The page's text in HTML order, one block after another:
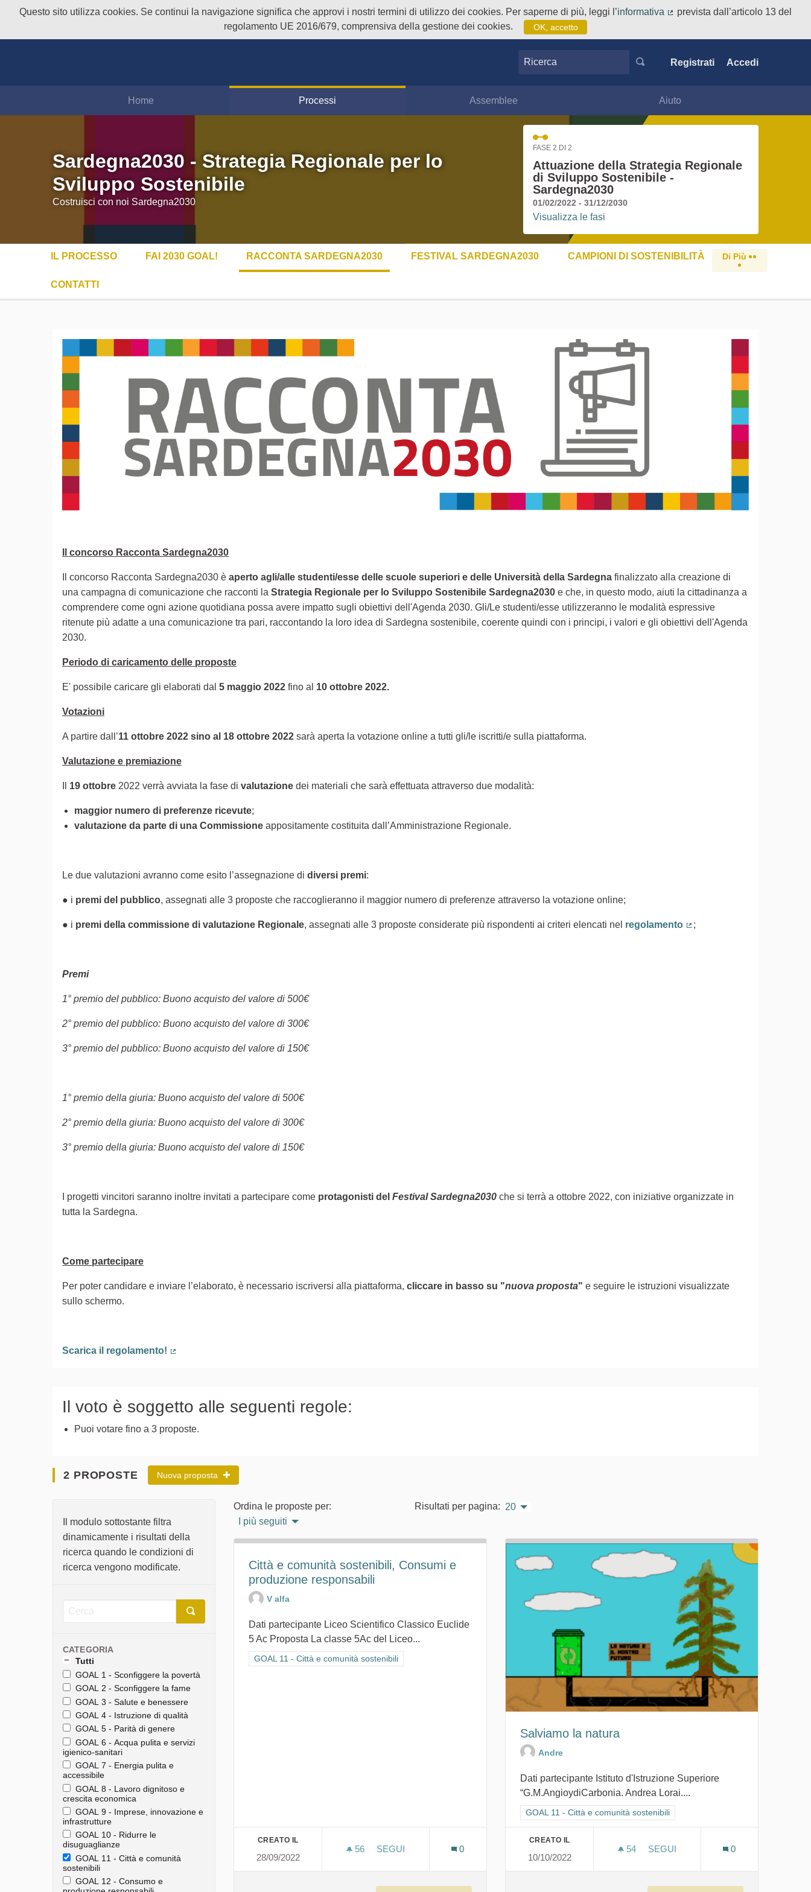
Questo sito utilizza cookies. Se continui la navigazione significa che approvi i nostri termini di utilizzo dei cookies. Per saperne di più, leggi l’informativa
prevista dall’articolo 13 del
regolamento UE 2016/679, comprensiva della gestione dei cookies.
OK, accetto
Ricerca Registrati Accedi
Home Processi Assemblee Aiuto
Sardegna2030 - Strategia Regionale per lo
Sviluppo Sostenibile
Costruisci con noi Sardegna2030
FASE 2 DI 2
Attuazione della Strategia Regionale
di Sviluppo Sostenibile -
Sardegna2030
01/02/2022 - 31/12/2030
Visualizza le fasi
IL PROCESSO FAI 2030 GOAL! RACCONTA SARDEGNA2030 FESTIVAL SARDEGNA2030 CAMPIONI DI SOSTENIBILITÀ
CONTATTI
Di Più
Il concorso Racconta Sardegna2030
Il concorso Racconta Sardegna2030 è aperto agli/alle studenti/esse delle scuole superiori e delle Università della Sardegna finalizzato alla creazione di
una campagna di comunicazione che racconti la Strategia Regionale per lo Sviluppo Sostenibile Sardegna2030 e che, in questo modo, aiuti la cittadinanza a
comprendere come ogni azione quotidiana possa avere impatto sugli obiettivi dell'Agenda 2030. Gli/Le studenti/esse utilizzeranno le modalità espressive
ritenute più adatte a una comunicazione tra pari, raccontando la loro idea di Sardegna sostenibile, coerente quindi con i principi, i valori e gli obiettivi dell'Agenda
2030.
Periodo di caricamento delle proposte
E' possibile caricare gli elaborati dal 5 maggio 2022 fino al 10 ottobre 2022.
Votazioni
A partire dall’11 ottobre 2022 sino al 18 ottobre 2022 sarà aperta la votazione online a tutti gli/le iscritti/e sulla piattaforma.
Valutazione e premiazione
19 ottobre 2022 verrà avviata la fase di valutazione dei materiali che sarà effettuata attraverso due modalità:
maggior numero di preferenze ricevute;
valutazione da parte di una Commissione appositamente costituita dall’Amministrazione Regionale.
Le due valutazioni avranno come esito l’assegnazione di diversi premi:
● i premi del pubblico, assegnati alle 3 proposte che raccoglieranno il maggior numero di preferenze attraverso la votazione online;
● i premi della commissione di valutazione Regionale, assegnati alle 3 proposte considerate più rispondenti ai criteri elencati nel regolamento
;
Premi
1° premio del pubblico: Buono acquisto del valore di 500€
2° premio del pubblico: Buono acquisto del valore di 300€
3° premio del pubblico: Buono acquisto del valore di 150€
1° premio della giuria: Buono acquisto del valore di 500€
2° premio della giuria: Buono acquisto del valore di 300€
3° premio della giuria: Buono acquisto del valore di 150€
I progetti vincitori saranno inoltre invitati a partecipare come protagonisti del Festival Sardegna2030 che si terrà a ottobre 2022, con iniziative organizzate in
tutta la Sardegna.
Come partecipare
Per poter candidare e inviare l’elaborato, è necessario iscriversi alla piattaforma, cliccare in basso su "nuova proposta" e seguire le istruzioni visualizzate
sullo schermo.
Scarica il regolamento!
Il voto è soggetto alle seguenti regole:
Puoi votare fino a 3 proposte.
2 PROPOSTE Nuova proposta
Il modulo sottostante filtra
dinamicamente i risultati della
ricerca quando le condizioni di
ricerca vengono modificate.
CATEGORIA
Tutti
GOAL 1 - Sconfiggere la povertà
GOAL 2 - Sconfiggere la fame
GOAL 3 - Salute e benessere
GOAL 4 - Istruzione di qualità
GOAL 5 - Parità di genere
GOAL 6 - Acqua pulita e servizi
igienico-sanitari
GOAL 7 - Energia pulita e
accessibile
GOAL 8 - Lavoro dignitoso e
crescita economica
GOAL 9 - Imprese, innovazione e
infrastrutture
GOAL 10 - Ridurre le
disuguaglianze
GOAL 11 - Città e comunità
sostenibili
GOAL 12 - Consumo e
Ordina le proposte per:
I più seguiti
Risultati per pagina: 20
Città e comunità sostenibili, Consumi e
produzione responsabili
V alfa
Dati partecipante Liceo Scientifico Classico Euclide
5 Ac Proposta La classe 5Ac del Liceo...
Filtra i risultati per categoria: GOAL 11 - Città e comunità sostenibili
GOAL 11 - Città e comunità sostenibili
CREATO IL
28/09/2022
56 56 SOSTENITORI
SEGUI
CITTÀ E COMUNITÀ SOSTENIBILI, CONSUMI E PRODUZIONE RESPONSABILI
0
Salviamo la natura
Andre
Dati partecipante Istituto d'Istruzione Superiore
“G.M.AngioydiCarbonia. Andrea Lorai....
Filtra i risultati per categoria: GOAL 11 - Città e comunità sostenibili
GOAL 11 - Città e comunità sostenibili
CREATO IL
10/10/2022
54 54 SOSTENITORI
SEGUI
0